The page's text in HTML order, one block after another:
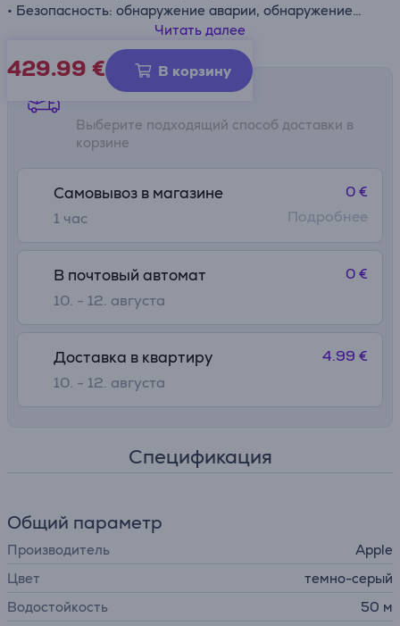
• Безопасность: обнаружение аварии, обнаружение
Читать далее
429.99 € В корзину
Способы доставки
Выберите подходящий способ доставки в
корзине
Самовывоз в магазине
1 час
0 €
Подробнее
В почтовый автомат
10. - 12. августа
0 €
Доставка в квартиру
10. - 12. августа
4.99 €
Спецификация
Общий параметр
Производитель
Apple
Цвет
темно-серый
Водостойкость
50 м